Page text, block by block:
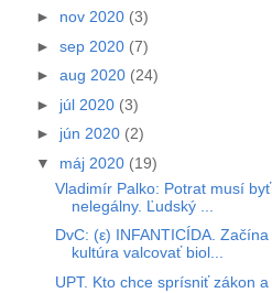
► nov 2020 (3)
► sep 2020 (7)
► aug 2020 (24)
► júl 2020 (3)
► jún 2020 (2)
▼ máj 2020 (19)
Vladimír Palko: Potrat musí byť
nelegálny. Ľudský ...
DvC: (ε) INFANTICÍDA. Začína
kultúra valcovať biol...
UPT. Kto chce sprísniť zákon a